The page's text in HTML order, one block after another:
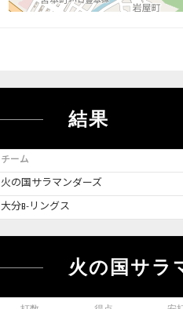
結果
チーム
火の国サラマンダーズ
大分B-リングス
火の国サラ